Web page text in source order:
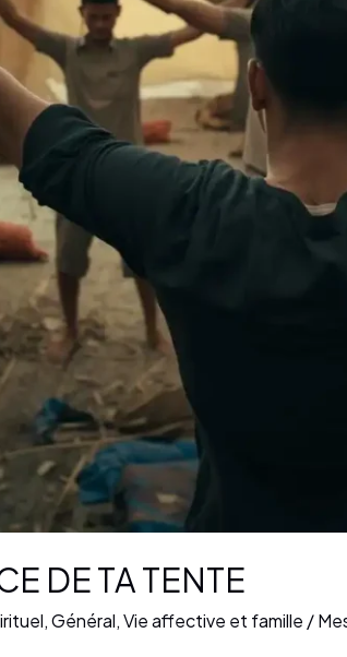
DE TA TENTE
,Général,Vie affective et famille /